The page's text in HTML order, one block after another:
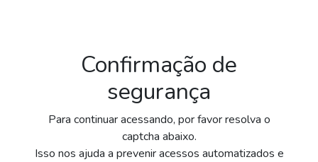
Confirmação de
segurança
Para continuar acessando, por favor resolva o
captcha abaixo.
Isso nos ajuda a prevenir acessos automatizados e